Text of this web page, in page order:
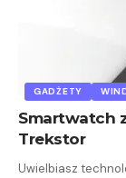
GADŻETY
Smartwatch
Trekstor
Uwielbiasz